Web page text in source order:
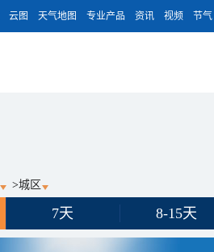
云图 天气地图 专业产品 资讯 视频 节气
>城区
7天 8-15天